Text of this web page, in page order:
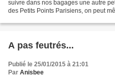
suivre dans nos bagages une autre
des Petits Points Parisiens, on peut
A pas feutrés...
Publié le 25/01/2015 à 21:01
Par Anisbee